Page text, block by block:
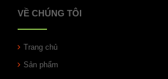
VỀ CHÚNG TÔI
Trang chủ
Sản phẩm